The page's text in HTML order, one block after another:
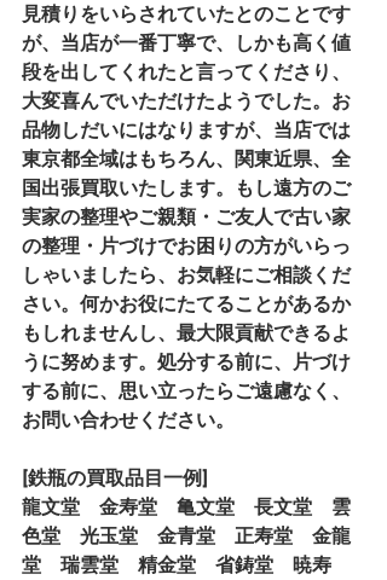
見積りをいらされていたとのことです
が、当店が一番丁寧で、しかも高く値
段を出してくれたと言ってくださり、
大変喜んでいただけたようでした。お
品物しだいにはなりますが、当店では
東京都全域はもちろん、関東近県、全
国出張買取いたします。もし遠方のご
実家の整理やご親類・ご友人で古い家
の整理・片づけでお困りの方がいらっ
しゃいましたら、お気軽にご相談くだ
さい。何かお役にたてることがあるか
もしれませんし、最大限貢献できるよ
うに努めます。処分する前に、片づけ
する前に、思い立ったらご遠慮なく、
お問い合わせください。
[鉄瓶の買取品目一例]
龍文堂　金寿堂　亀文堂　長文堂　雲
色堂　光玉堂　金青堂　正寿堂　金龍
堂　瑞雲堂　精金堂　省鋳堂　暁寿